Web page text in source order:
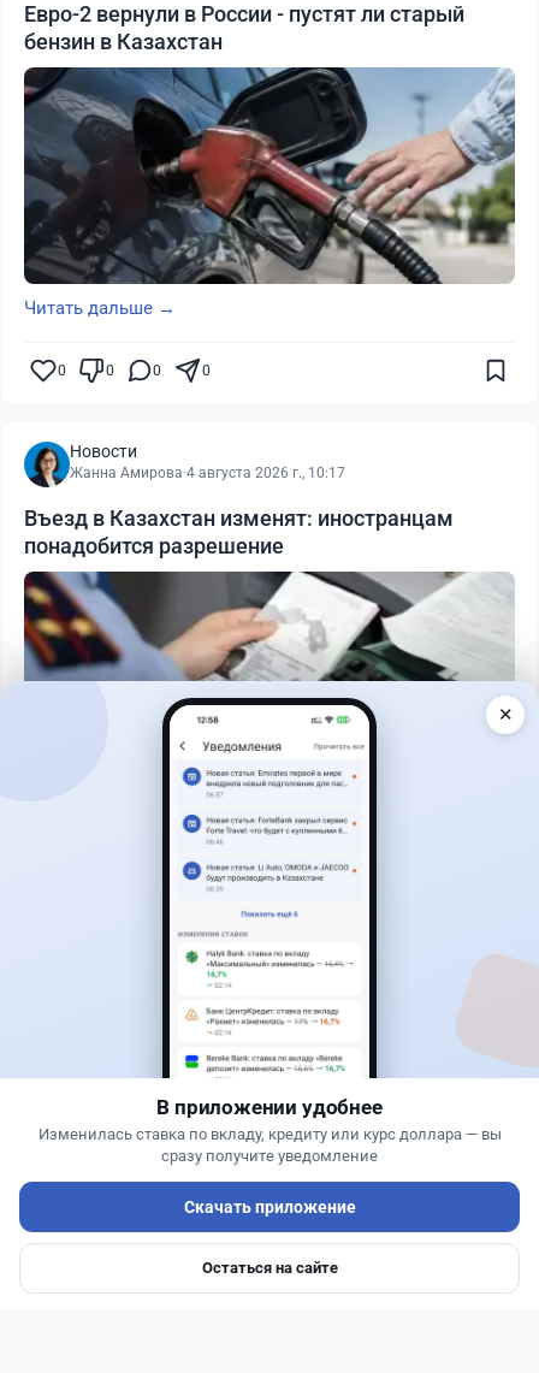
Евро-2 вернули в России - пустят ли старый
бензин в Казахстан
Читать дальше →
0 0 0 0
Новости
Жанна Амирова·4 августа 2026 г., 10:17
Въезд в Казахстан изменят: иностранцам
понадобится разрешение
1
4 августа 2026 г., 20:30
Как сохранить экран Kaspi.kz, если приложение
запрещает скриншоты
Ипотеки Авто
✕
В приложении удобнее
Изменилась ставка по вкладу, кредиту или курс доллара — вы
сразу получите уведомление
Скачать приложение
Остаться на сайте